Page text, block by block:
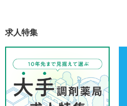
求人特集